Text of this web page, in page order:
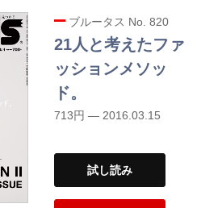
ブルータス No. 820
21人と考えたファ
ッションメソッ
ド。
713円 — 2016.03.15
試し読み